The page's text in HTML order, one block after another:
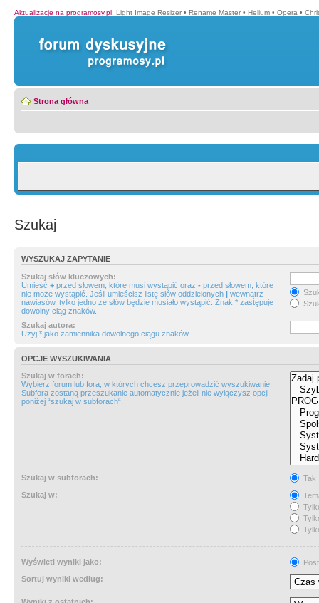
Aktualizacje na programosy.pl: Light Image Resizer • Rename Master • Helium • Opera •
Strona główna
Szukaj
WYSZUKAJ ZAPYTANIE
Szukaj słów kluczowych:
Umieść + przed słowem, które musi wystąpić oraz - przed słowem, które
nie może wystąpić. Jeśli umieścisz listę słów oddzielonych | wewnątrz
nawiasów, tylko jedno ze słów będzie musiało wystąpić. Znak * zastępuje
dowolny ciąg znaków.
Szukaj autora:
Użyj * jako zamiennika dowolnego ciągu znaków.
OPCJE WYSZUKIWANIA
Szukaj w forach:
Wybierz forum lub fora, w których chcesz przeprowadzić wyszukiwanie.
Subfora zostaną przeszukanie automatycznie jeżeli nie wyłączysz opcji
poniżej “szukaj w subforach“.
Szukaj w subforach:
Tak
Szukaj w:
Wyświetl wyniki jako:
Sortuj wyniki według: